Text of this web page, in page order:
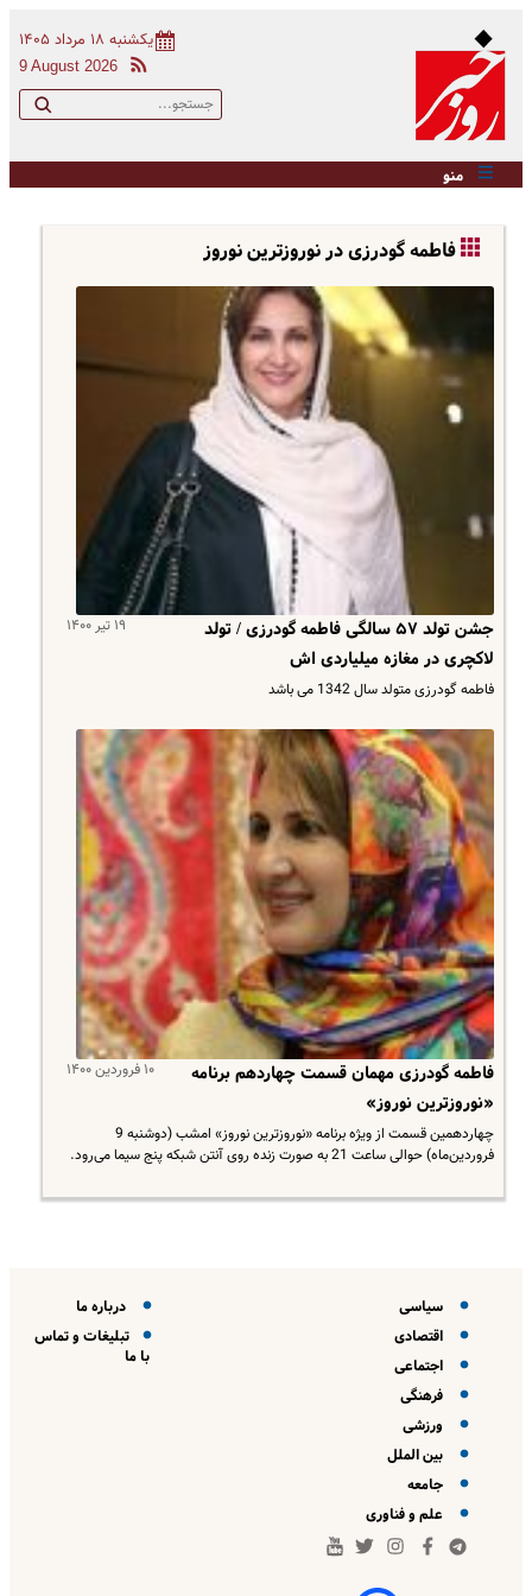
یکشنبه ۱۸ مرداد ۱۴۰۵
9 August 2026
منو
فاطمه گودرزی در نوروزترین نوروز
۱۹ تیر ۱۴۰۰
جشن تولد ۵۷ سالگی فاطمه گودرزی / تولد
لاکچری در مغازه میلیاردی اش
فاطمه گودرزی متولد سال 1342 می باشد
۱۰ فروردین ۱۴۰۰
فاطمه گودرزی مهمان قسمت چهاردهم برنامه
«نوروزترین نوروز»
چهاردهمین قسمت از ویژه برنامه «نوروزترین نوروز» امشب (دوشنبه 9
فروردین‌ماه) حوالی ساعت 21 به صورت زنده روی آنتن شبکه پنج سیما می‌رود.
سیاسی
اقتصادی
اجتماعی
فرهنگی
ورزشی
بین الملل
جامعه
علم و فناوری
درباره ما
تبلیغات و تماس
با ما